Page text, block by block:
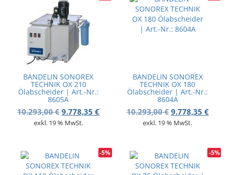
n
BANDELIN SONOREX
TECHNIK OX 210
Ölabscheider | Art.-Nr.:
8605A
10.293,00€Ursprünglicher Preis war: 10.293,00 €
9.778,35€Aktueller Preis ist: 9.778,35 €.
exkl. 19 % MwSt.
BANDELIN SONOREX
TECHNIK OX 180
Ölabscheider | Art.-Nr.:
8604A
10.293,00€ 9.778,35 €
exkl. 19 % MwSt.
-5% -5%